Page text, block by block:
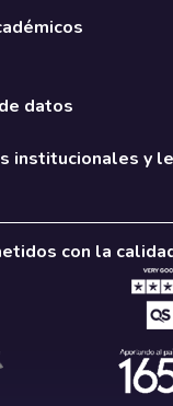
datos
institucionales y
con la